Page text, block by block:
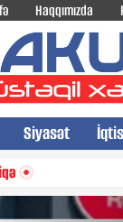
Haqqımızda
Siyasət